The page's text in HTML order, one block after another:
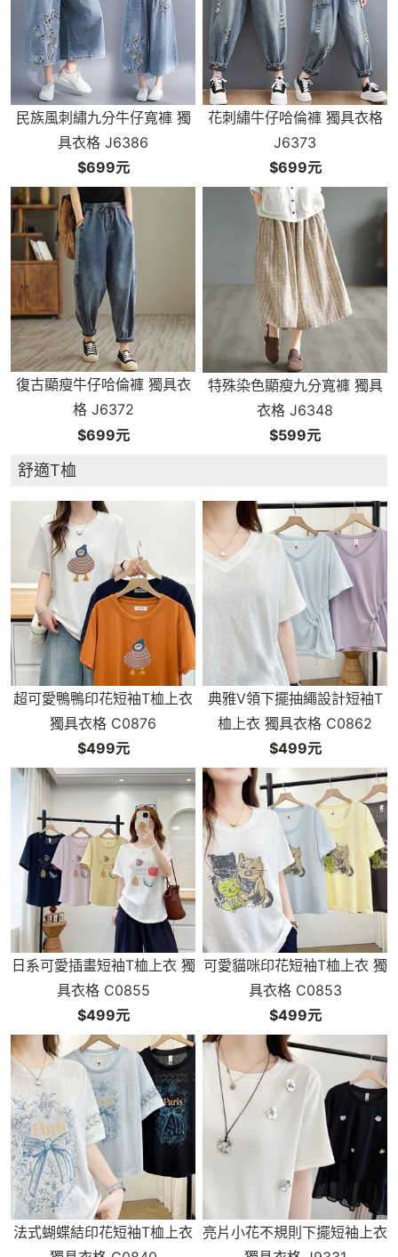
民族風刺繡九分牛仔寬褲 獨
具衣格 J6386
$699元
花刺繡牛仔哈倫褲 獨具衣格
J6373
$699元
復古顯瘦牛仔哈倫褲 獨具衣
格 J6372
$699元
特殊染色顯瘦九分寬褲 獨具
衣格 J6348
$599元
舒適T桖
超可愛鴨鴨印花短袖T桖上衣
獨具衣格 C0876
$499元
典雅V領下擺抽繩設計短袖T
桖上衣 獨具衣格 C0862
$499元
日系可愛插畫短袖T桖上衣 獨
具衣格 C0855
$499元
可愛貓咪印花短袖T桖上衣 獨
具衣格 C0853
$499元
法式蝴蝶結印花短袖T桖上衣
亮片小花不規則下擺短袖上衣